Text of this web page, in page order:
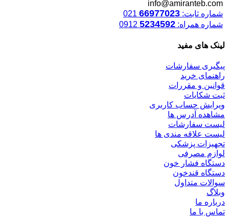
info@amiranteb.com
شماره ثابت: 66977023
شماره همراه: 5234592
لینک های مفید
پیگیری سفارشات
راهنمای خرید
قوانین و مقررات
ثبت شکایات
ویرایش حساب کاربری
مشاهده آدرس ها
لیست سفارشات
لیست علاقه مندی ها
تجهیزات پزشکی
لوازم مصرفی
دستگاه فشار خون
دستگاه قندخون
سوالات متداول
وبلاگ
درباره ما
تماس با ما